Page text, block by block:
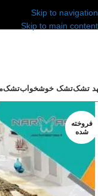
Skip to navigation
Skip to main content
تشکتشک خوشخوابتشک
فروخته
شده